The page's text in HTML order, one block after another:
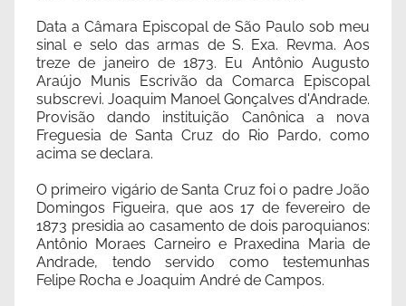
Data a Câmara Episcopal de São Paulo sob meu
sinal e selo das armas de S. Exa. Revma. Aos
treze de janeiro de 1873. Eu Antônio Augusto
Araújo Munis Escrivão da Comarca Episcopal
subscrevi. Joaquim Manoel Gonçalves d'Andrade.
Provisão dando instituição Canônica a nova
Freguesia de Santa Cruz do Rio Pardo, como
acima se declara.
O primeiro vigário de Santa Cruz foi o padre João
Domingos Figueira, que aos 17 de fevereiro de
1873 presidia ao casamento de dois paroquianos:
Antônio Moraes Carneiro e Praxedina Maria de
Andrade, tendo servido como testemunhas
Felipe Rocha e Joaquim André de Campos.